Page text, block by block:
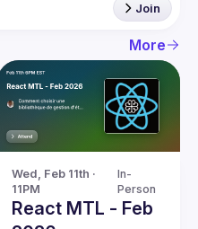
Join
More
Wed, Feb 11th ·
11PM
In-
Person
React MTL - Feb